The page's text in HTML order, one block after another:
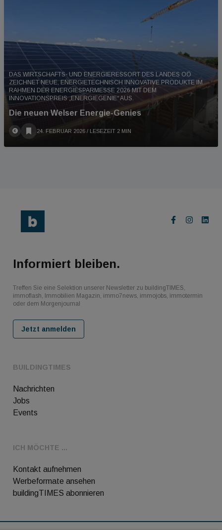
DAS WIRTSCHAFTS- UND ENERGIERESSORT DES LANDES OÖ
ZEICHNET NEUE, ENERGIETECHNISCH INNOVATIVE PRODUKTE IM
RAHMEN DER ENERGIESPARMESSE 2026 MIT DEM
INNOVATIONSPREIS „ENERGIEGENIE“ AUS.
Die neuen Welser Energie-Genies
24. FEBRUAR 2026 / LESEZEIT 2 MIN
BUILDINGTIMES
Nachrichten
Jobs
Events
ICH MÖCHTE ...
Kontakt aufnehmen
Werbeformate ansehen
buildingTIMES abonnieren
Informiert bleiben.
Treffen Sie eine Selektion unserer Newsletter zu buildingTIMES,
immoflash, Immobilien Magazin, immo7news, immojobs, immotermin
oder dem Morgenjournal
Jetzt anmelden